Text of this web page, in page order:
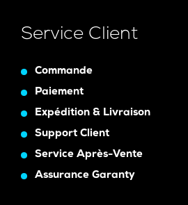
Service Client
Commande
Paiement
Expédition & Livraison
Support Client
Service Après-Vente
Assurance Garanty